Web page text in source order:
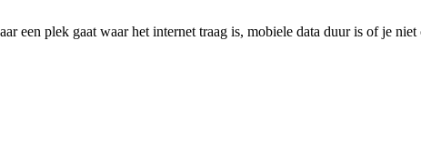
een plek gaat waar het internet traag is, mobiele data duur is of je